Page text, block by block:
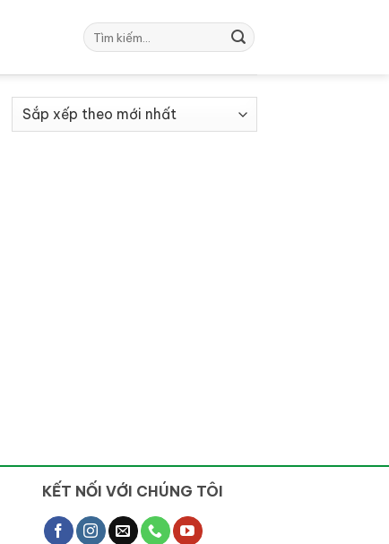
Tìm
kiếm:
KẾT NỐI VỚI CHÚNG TÔI